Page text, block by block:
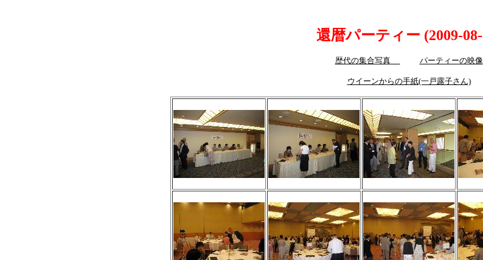
還暦パーティー (2009-
歴代の集合写真 パーティーの映像
ウイーンからの手紙(一戸露子さん)